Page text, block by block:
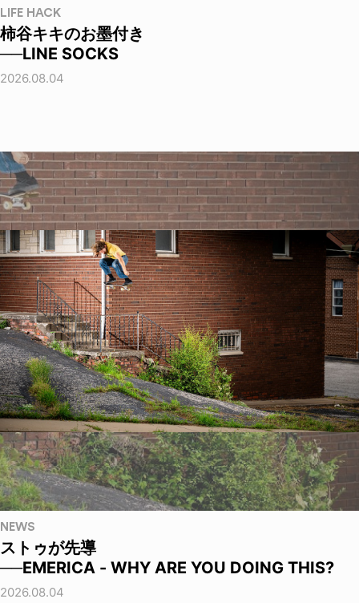
LIFE HACK
柿谷キキのお墨付き
──LINE SOCKS
2026.08.04
NEWS
ストゥが先導
──EMERICA - WHY ARE YOU DOING THIS?
2026.08.04